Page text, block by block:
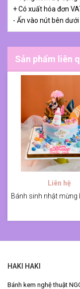
+ Có xuất hóa đơn
- Ấn vào nút bên
Sản phẩm liên
Liên hệ
HAKI HAKI
Bánh kem nghệ thuật